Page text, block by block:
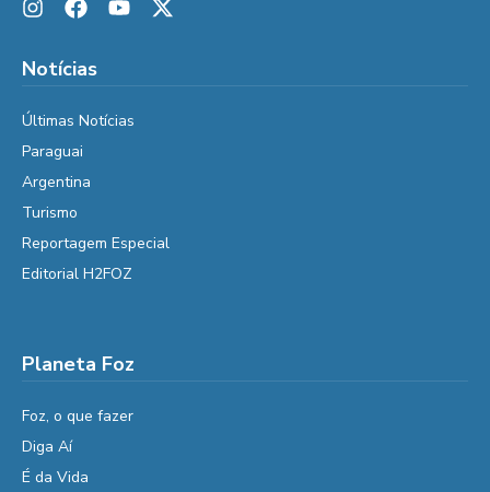
Notícias
Últimas Notícias
Paraguai
Argentina
Turismo
Reportagem Especial
Editorial H2FOZ
Planeta Foz
Foz, o que fazer
Diga Aí
É da Vida